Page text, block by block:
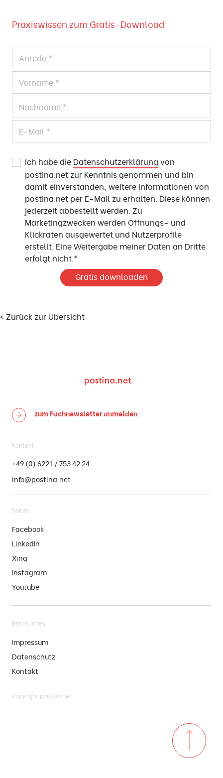
Praxiswissen zum Gratis-Download
Ich habe die Datenschutzerklärung von
postina.net zur Kenntnis genommen und bin
damit einverstanden, weitere Informationen von
postina.net per E-Mail zu erhalten. Diese können
jederzeit abbestellt werden. Zu
Marketingzwecken werden Öffnungs- und
Klickraten ausgewertet und Nutzerprofile
erstellt. Eine Weitergabe meiner Daten an Dritte
erfolgt nicht.*
Zurück zur Übersicht
zum Fachnewsletteranmelden
Kontakt
+49 (0) 6221 / 753 42 24
info@postina.net
Social
Facebook
LinkedIn
Xing
Instagram
Youtube
Rechtliches
Impressum
Datenschutz
Kontakt
copyright postina.net